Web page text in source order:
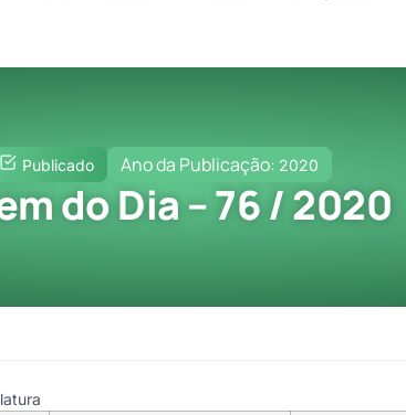
Publicado Ano da Publicação: 2020
do Dia – 76 / 2020